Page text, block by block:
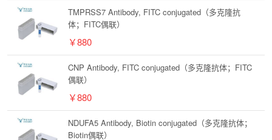
TMPRSS7 Antibody, FITC conjugated（多克隆抗
体；FITC偶联）
￥880
CNP Antibody, FITC conjugated（多克隆抗体；FITC
偶联）
￥880
NDUFA5 Antibody, Biotin conjugated（多克隆抗体；
Biotin偶联）